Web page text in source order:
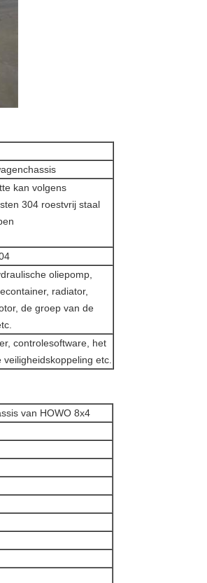
kan volgens
304 roestvrij staal
oliepomp,
radiator,
de groep van de
controlesoftware, het
etc.
van HOWO 8x4